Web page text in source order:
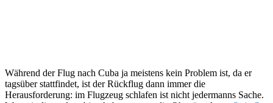
Während der Flug nach Cuba ja meistens kein Problem ist, da er
tagsüber stattfindet, ist der Rückflug dann immer die
Herausforderung: im Flugzeug schlafen ist nicht jedermanns Sache.